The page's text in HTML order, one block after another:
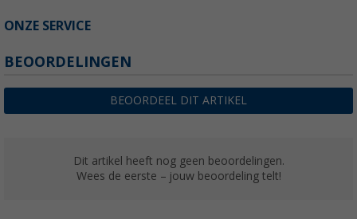
ONZE SERVICE
BEOORDELINGEN
BEOORDEEL DIT ARTIKEL
Dit artikel heeft nog geen beoordelingen.
Wees de eerste – jouw beoordeling telt!